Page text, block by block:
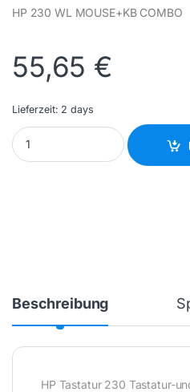
HP 230 WL MOUSE+KB COMBO
55,65 €
Lieferzeit: 2 days
HP INC - 18H24AA#ABD - NEW
Beschreibung
HP Tastatur 230 Tastatur-